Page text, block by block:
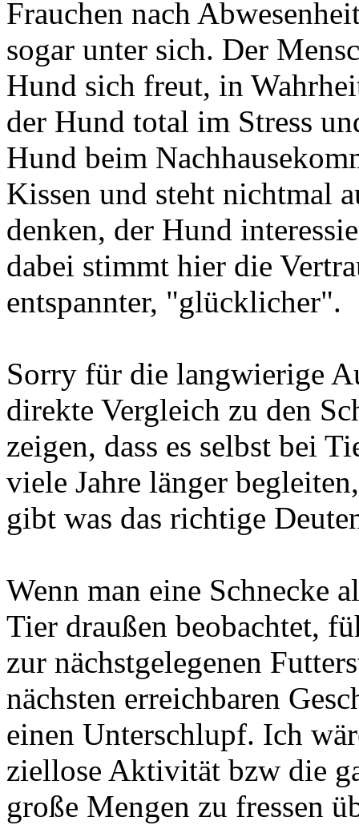
Frauchen nach
sogar unter sich. Der
Hund sich freut, in
der Hund total im Stress
Hund beim
Kissen und steht nichtmal
denken, der Hund
dabei stimmt hier die
entspannter, "glücklicher".
Sorry für die langwierige
direkte Vergleich zu den
zeigen, dass es selbst bei
viele Jahre länger
gibt was das richtige
Wenn man eine Schnecke
Tier draußen beobachtet,
zur nächstgelegenen
nächsten erreichbaren
einen Unterschlupf. Ich
ziellose Aktivität bzw die
große Mengen zu fressen